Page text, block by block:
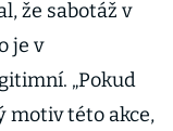
že sabotáž v
je v
„Pokud
motiv této akce,